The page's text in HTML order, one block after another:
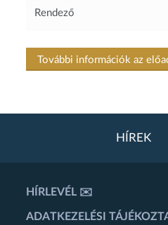
Rendező
További információk az
HÍREK
HÍRLEVÉL ✉️
ADATKEZELÉSI